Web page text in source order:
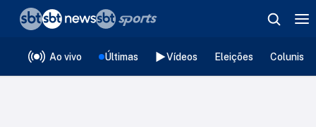
Ao vivo Últimas Vídeos Eleições
❮voltar
Editorias